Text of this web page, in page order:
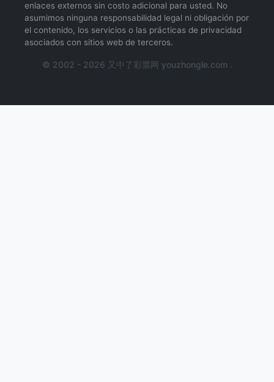
enlaces externos sin costo adicional para usted. No
asumimos ninguna responsabilidad legal ni obligación por
el contenido, los servicios o las prácticas de privacidad
asociados con sitios web de terceros.
© 2002 - 2026 又中了彩票网 youzhongle.com .